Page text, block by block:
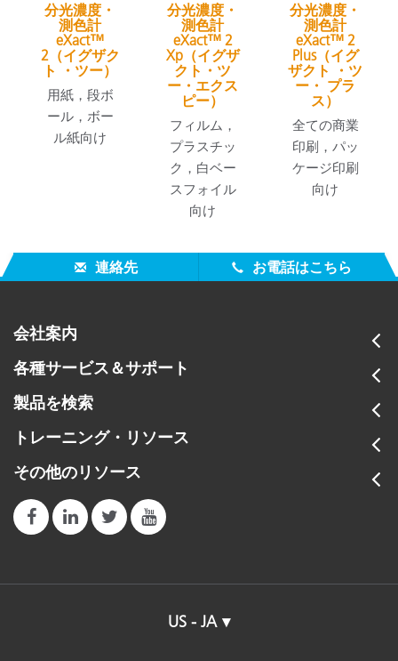
分光濃度・
測色計
eXact™
2（イグザク
ト ・ツー）
用紙，段ボ
ール，ボー
ル紙向け
分光濃度・
測色計
eXact™ 2
Xp（イグザ
クト・ツ
ー・エクス
ピー）
フィルム，
プラスチッ
ク，白ベー
スフォイル
向け
分光濃度・
測色計
eXact™ 2
Plus（イグ
ザクト ・ツ
ー・ プラ
ス）
全ての商業
印刷，パッ
ケージ印刷
向け
連絡先 お電話はこちら
会社案内
各種サービス＆サポート
製品を検索
トレーニング・リソース
その他のリソース
US - JA